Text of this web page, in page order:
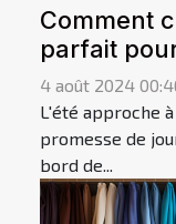
Comment
parfait
4 août 2024
L'été approche
promesse de
bord de...